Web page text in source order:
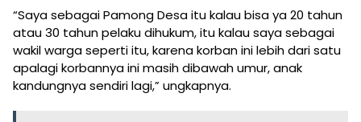
“Saya sebagai Pamong Desa itu kalau bisa ya 20 tahun
atau 30 tahun pelaku dihukum, itu kalau saya sebagai
wakil warga seperti itu, karena korban ini lebih dari satu
apalagi korbannya ini masih dibawah umur, anak
kandungnya sendiri lagi,” ungkapnya.